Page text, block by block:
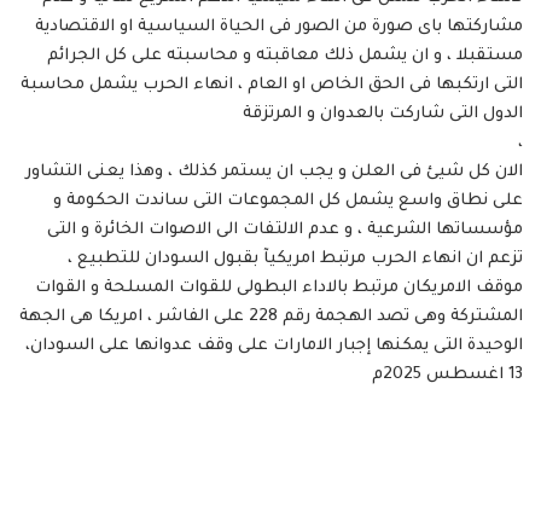
مشاركتها باى صورة من الصور فى الحياة السياسية او الاقتصادية
مستقبلا ، و ان يشمل ذلك معاقبته و محاسبته على كل الجرائم
التى ارتكبها فى الحق الخاص او العام ، انهاء الحرب يشمل محاسبة
الدول التى شاركت بالعدوان و المرتزقة
،
الان كل شيئ فى العلن و يجب ان يستمر كذلك ، وهذا يعنى التشاور
على نطاق واسع يشمل كل المجموعات التى ساندت الحكومة و
مؤسساتها الشرعية ، و عدم الالتفات الى الاصوات الخائرة و التى
تزعم ان انهاء الحرب مرتبط امريكيآ بقبول السودان للتطبيع ،
موقف الامريكان مرتبط بالاداء البطولى للقوات المسلحة و القوات
المشتركة وهى تصد الهجمة رقم 228 على الفاشر ، امريكا هى الجهة
الوحيدة التى يمكنها إجبار الامارات على وقف عدوانها على السودان،
13 اغسطس 2025م